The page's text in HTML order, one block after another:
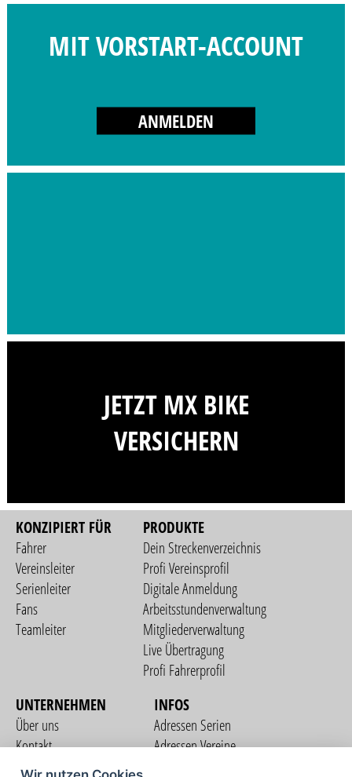
MIT VORSTART-ACCOUNT
ANMELDEN
JETZT MX BIKE
VERSICHERN
KONZIPIERT FÜR
Fahrer
Vereinsleiter
Serienleiter
Fans
Teamleiter
PRODUKTE
Dein Streckenverzeichnis
Profi Vereinsprofil
Digitale Anmeldung
Arbeitsstundenverwaltung
Mitgliederverwaltung
Live Übertragung
Profi Fahrerprofil
UNTERNEHMEN
Über uns
Kontakt
Nutzungsbedingungen
INFOS
Adressen Serien
Adressen Vereine